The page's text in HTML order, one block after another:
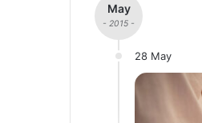
May
- 2015 -
28 May